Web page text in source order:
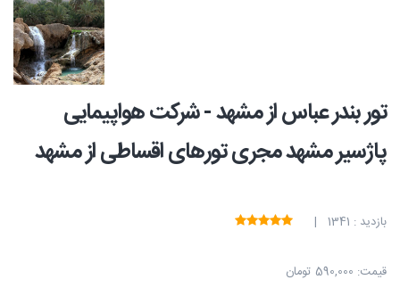
تور بندر عباس از مشهد - شرکت هواپیمایی
پاژسیر مشهد مجری تورهای اقساطی از مشهد
بازدید : 1341 |
قیمت: 590,000 تومان